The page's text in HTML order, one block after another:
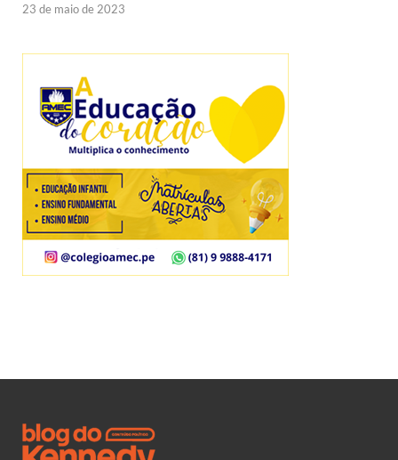
23 de maio de 2023